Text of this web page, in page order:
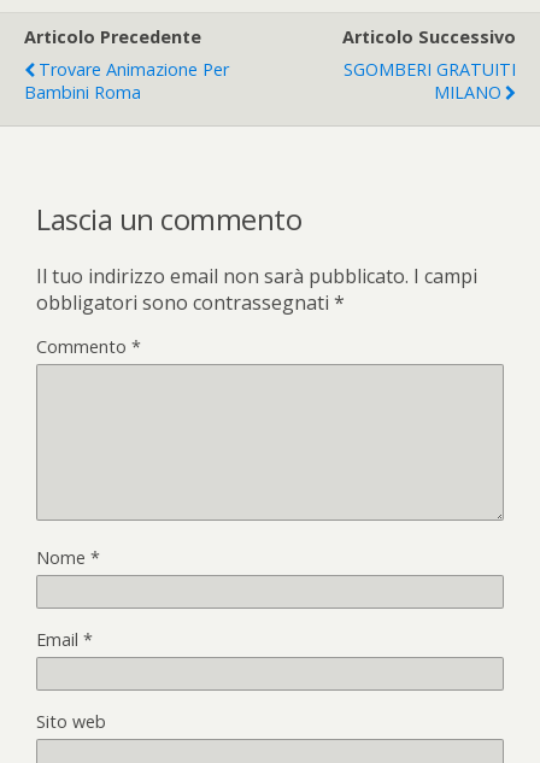
Articolo Precedente
Trovare Animazione Per
Bambini Roma
Articolo Successivo
SGOMBERI GRATUITI
MILANO
Lascia un commento
Il tuo indirizzo email non sarà pubblicato. I campi
obbligatori sono contrassegnati *
Commento *
Nome *
Email *
Sito web